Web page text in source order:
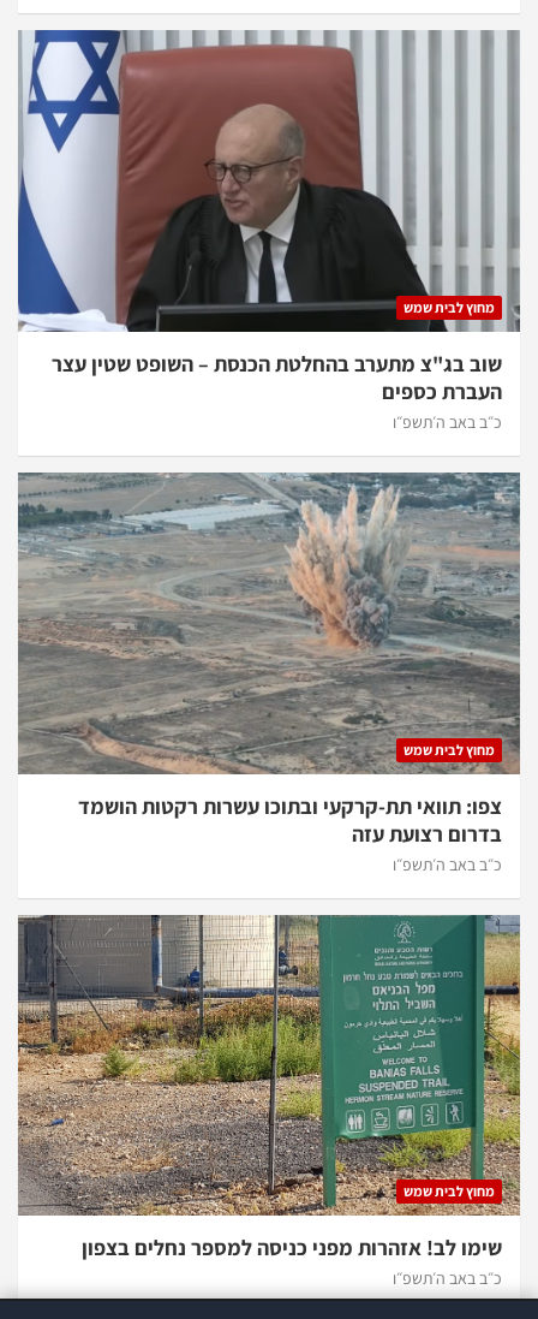
מחוץ לבית שמש
שוב בג"צ מתערב בהחלטת הכנסת – השופט שטין עצר
העברת כספים
כ״ב באב ה׳תשפ״ו
מחוץ לבית שמש
צפו: תוואי תת-קרקעי ובתוכו עשרות רקטות הושמד
בדרום רצועת עזה
כ״ב באב ה׳תשפ״ו
מחוץ לבית שמש
שימו לב! אזהרות מפני כניסה למספר נחלים בצפון
כ״ב באב ה׳תשפ״ו